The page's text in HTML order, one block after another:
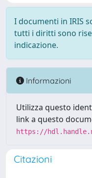
I documenti in IRIS
tutti i diritti sono
indicazione.
Informazioni
Utilizza questo
link a questo
https://
Citazioni